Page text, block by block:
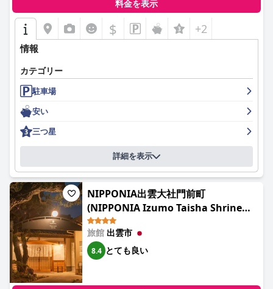
料金を表示
$ +2
情報
カテゴリー
駐車場
安い
三つ星
詳細を表示
NIPPONIA出雲大社門前町
(NIPPONIA Izumo Taisha Shrine
Town)
旅館 出雲市
8.4 とても良い